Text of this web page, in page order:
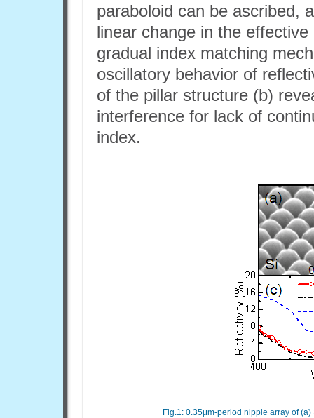
paraboloid can be ascribed,
linear change in the
gradual index matching
oscillatory behavior of
of the pillar structure (b)
interference for lack of
index.
Fig.1: 0.35μm-period nipple array of